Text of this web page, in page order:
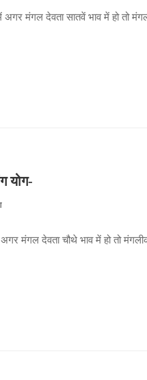
मंगल देवता सातवें भाव में हो तो
योग-
मंगल देवता चौथे भाव में हो तो